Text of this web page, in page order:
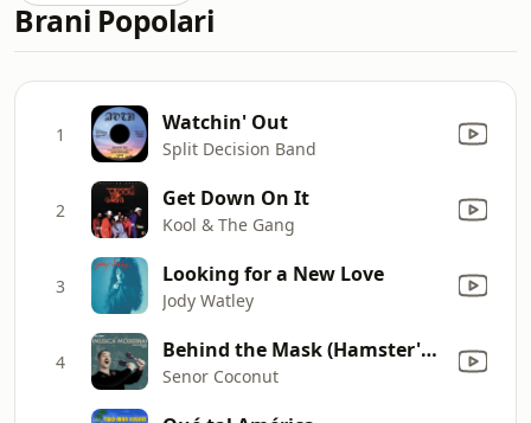
Brani Popolari
1 Watchin' Out
Split Decision Band
2 Get Down On It
Kool & The Gang
3 Looking for a New Love
Jody Watley
4 Behind the Mask (Hamster's Yellow Miami Magic Sound Orchestra Machine Remix)
Senor Coconut